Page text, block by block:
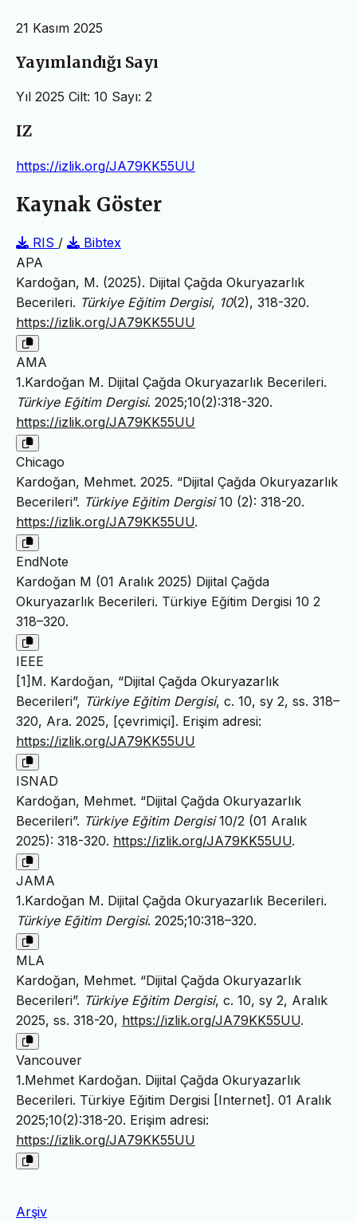
21 Kasım 2025
Yayımlandığı Sayı
Yıl 2025 Cilt: 10 Sayı: 2
IZ
https://izlik.org/JA79KK55UU
Kaynak Göster
RIS /
Bibtex
APA
Kardoğan, M. (2025). Dijital Çağda Okuryazarlık
Becerileri. Türkiye Eğitim Dergisi, 10(2), 318-320.
https://izlik.org/JA79KK55UU
AMA
1.Kardoğan M. Dijital Çağda Okuryazarlık Becerileri.
Türkiye Eğitim Dergisi. 2025;10(2):318-320.
https://izlik.org/JA79KK55UU
Chicago
Kardoğan, Mehmet. 2025. “Dijital Çağda Okuryazarlık
Becerileri”. Türkiye Eğitim Dergisi10 (2): 318-20.
https://izlik.org/JA79KK55UU.
EndNote
Kardoğan M (01 Aralık 2025) Dijital Çağda
Okuryazarlık Becerileri. Türkiye Eğitim Dergisi 10 2
318–320.
IEEE
[1]M. Kardoğan, “Dijital Çağda Okuryazarlık
Becerileri”, Türkiye Eğitim Dergisi, c. 10, sy 2, ss. 318–
320, Ara. 2025, [çevrimiçi]. Erişim adresi:
https://izlik.org/JA79KK55UU
ISNAD
Kardoğan, Mehmet. “Dijital Çağda Okuryazarlık
Becerileri”. Türkiye Eğitim Dergisi10/2 (01 Aralık
2025): 318-320. https://izlik.org/JA79KK55UU.
JAMA
1.Kardoğan M. Dijital Çağda Okuryazarlık Becerileri.
Türkiye Eğitim Dergisi. 2025;10:318–320.
MLA
Kardoğan, Mehmet. “Dijital Çağda Okuryazarlık
Becerileri”. Türkiye Eğitim Dergisi, c. 10, sy 2, Aralık
2025, ss. 318-20, https://izlik.org/JA79KK55UU.
Vancouver
1.Mehmet Kardoğan. Dijital Çağda Okuryazarlık
Becerileri. Türkiye Eğitim Dergisi [Internet]. 01 Aralık
2025;10(2):318-20. Erişim adresi:
https://izlik.org/JA79KK55UU
Arşiv